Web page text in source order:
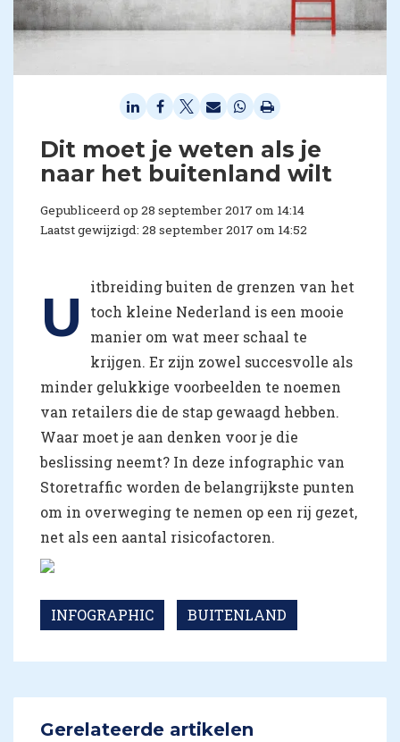
Dit moet je weten als je
naar het buitenland wilt
Gepubliceerd op 28 september 2017 om 14:14
Laatst gewijzigd: 28 september 2017 om 14:52
U
itbreiding buiten de grenzen van het
toch kleine Nederland is een mooie
manier om wat meer schaal te
krijgen. Er zijn zowel succesvolle als
minder gelukkige voorbeelden te noemen
van retailers die de stap gewaagd hebben.
Waar moet je aan denken voor je die
beslissing neemt? In deze infographic van
Storetraffic worden de belangrijkste punten
om in overweging te nemen op een rij gezet,
net als een aantal risicofactoren.
INFOGRAPHIC BUITENLAND
Gerelateerde artikelen